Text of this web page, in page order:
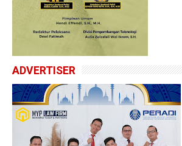
ADVERTISER